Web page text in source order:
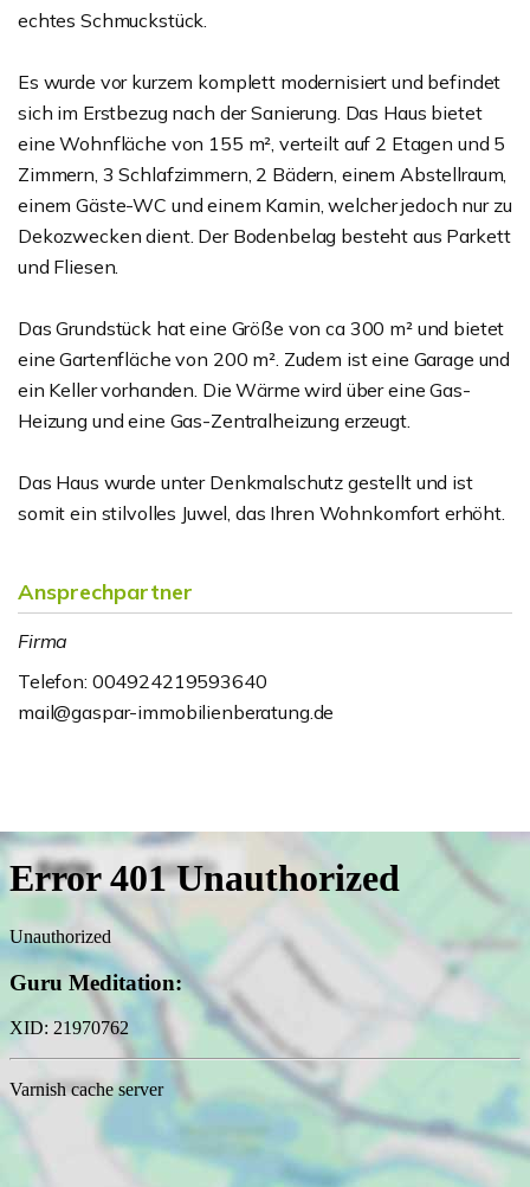
echtes Schmuckstück.
Es wurde vor kurzem komplett modernisiert und befindet
sich im Erstbezug nach der Sanierung. Das Haus bietet
eine Wohnfläche von 155 m², verteilt auf 2 Etagen und 5
Zimmern, 3 Schlafzimmern, 2 Bädern, einem Abstellraum,
einem Gäste-WC und einem Kamin, welcher jedoch nur zu
Dekozwecken dient. Der Bodenbelag besteht aus Parkett
und Fliesen.
Das Grundstück hat eine Größe von ca 300 m² und bietet
eine Gartenfläche von 200 m². Zudem ist eine Garage und
ein Keller vorhanden. Die Wärme wird über eine Gas-
Heizung und eine Gas-Zentralheizung erzeugt.
Das Haus wurde unter Denkmalschutz gestellt und ist
somit ein stilvolles Juwel, das Ihren Wohnkomfort erhöht.
Ansprechpartner
Firma
Telefon: 004924219593640
mail@gaspar-immobilienberatung.de